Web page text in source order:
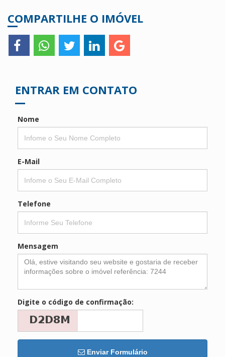
COMPARTILHE O IMÓVEL
ENTRAR EM CONTATO
Nome
E-Mail
Telefone
Mensagem
Digite o código de confirmação:
Enviar Formulário